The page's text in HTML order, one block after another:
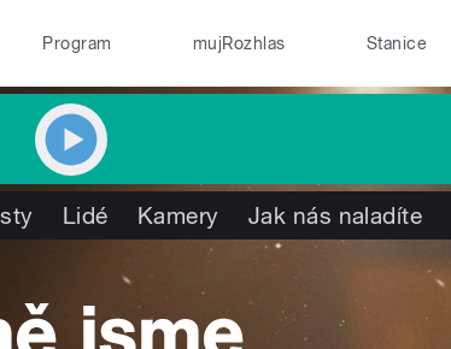
Program mujRozhlas Stanice
Lidé Kamery Jak nás naladíte